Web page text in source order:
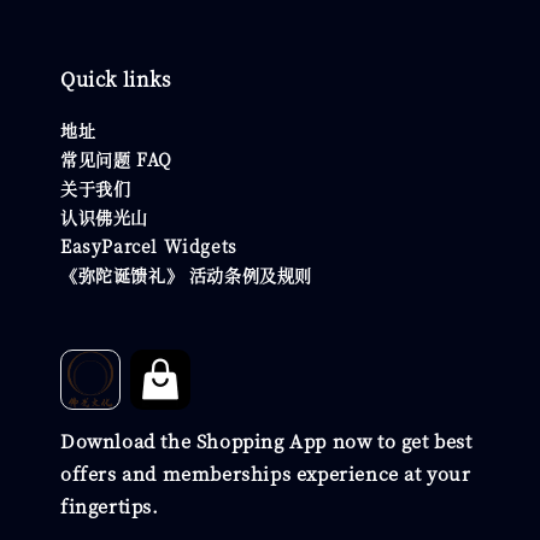
Quick links
地址
常见问题 FAQ
关于我们
认识佛光山
EasyParcel Widgets
《弥陀诞馈礼》 活动条例及规则
Download the Shopping App now to get best
offers and memberships experience at your
fingertips.